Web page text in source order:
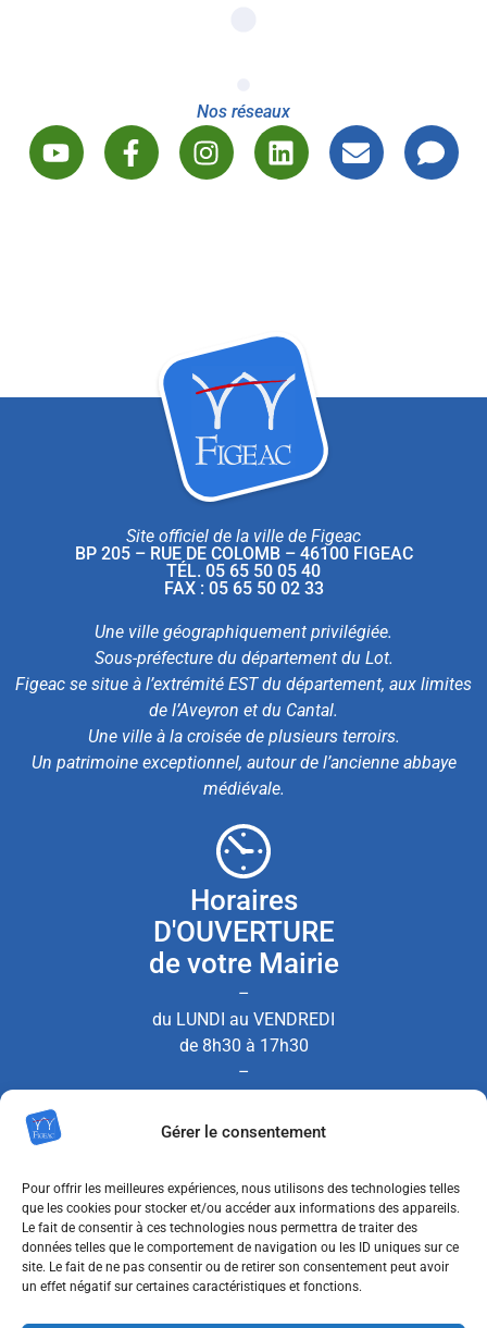
Gérer le consentement
Pour offrir les meilleures expériences, nous utilisons des technologies telles
que les cookies pour stocker et/ou accéder aux informations des appareils.
Le fait de consentir à ces technologies nous permettra de traiter des
données telles que le comportement de navigation ou les ID uniques sur ce
site. Le fait de ne pas consentir ou de retirer son consentement peut avoir
un effet négatif sur certaines caractéristiques et fonctions.
Nos réseaux
Site officiel de la ville de Figeac
BP 205 – RUE DE COLOMB – 46100 FIGEAC
TÉL. 05 65 50 05 40
FAX : 05 65 50 02 33
Une ville géographiquement privilégiée.
Sous-préfecture du département du Lot.
Figeac se situe à l’extrémité EST du département, aux limites
de l’Aveyron et du Cantal.
Une ville à la croisée de plusieurs terroirs.
Un patrimoine exceptionnel, autour de l’ancienne abbaye
médiévale.
Horaires
D'OUVERTURE
de votre Mairie
–
du LUNDI au VENDREDI
de 8h30 à 17h30
–
Nous contacter